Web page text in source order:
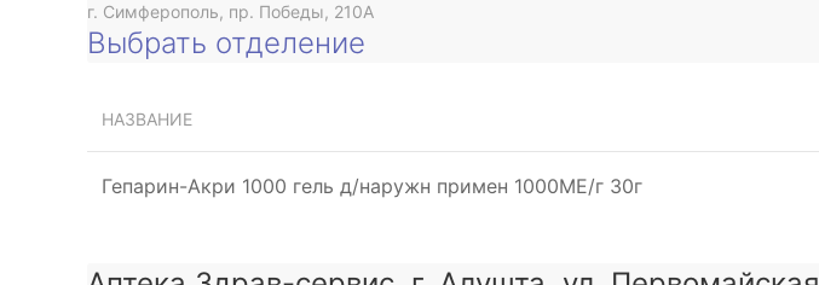
г. Симферополь, пр. Победы, 210A
Выбрать отделение
НАЗВАНИЕ
Гепарин-Акри 1000 гель д/наружн примен 1000МЕ/г 30г